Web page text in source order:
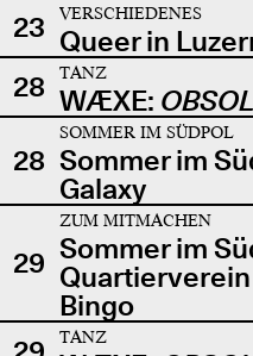
23
VERSCHIEDENES
Queer in
28
TANZ
WÆXE:
28
SOMMER IM SÜDPOL
Sommer im
Galaxy
29
ZUM MITMACHEN
Sommer im
Bingo
TANZ